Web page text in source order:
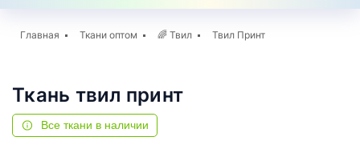
Главная Ткани оптом 🌈 Твил Твил Принт
Ткань твил принт
Все ткани в наличии